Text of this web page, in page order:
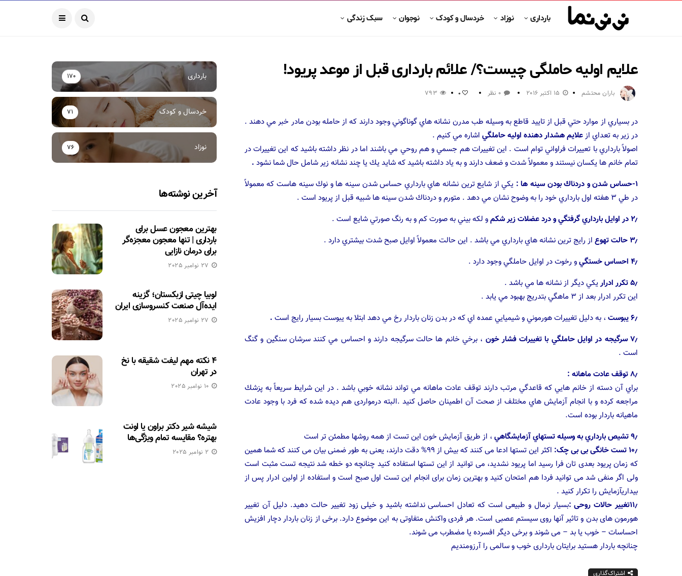
بارداری نوزاد خردسال و کودک نوجوان سبک زندگی
علایم اوليه حاملگی چیست؟/ علائم بارداری قبل از موعد پریود!
باران محتشم 15 اکتبر 2016 0 نظر 0
793
در بسياري از موارد حتي قبل از تاييد قاطع به وسيله طب مدرن نشانه هاي گوناگوني وجود دارند كه از حامله بودن مادر خبر مي دهند .
در زير به تعداي ازعلايم هشدار دهنده اوليه حاملگي اشاره مي كنيم .
اصولاً بارداري با تعييرات فراواني توام است . اين تغييرات هم جسمي و هم روحي مي باشند اما در نظر داشته باشيد كه اين تغييرات در
تمام خانم ها يكسان نيستند و معمولاً شدت و ضعف دارند و به ياد داشته باشيد كه شايد يك يا چند نشانه زير شامل حال شما نشود .
۱-حساس شدن و دردناك بودن سينه ها :
يكي از شايع ترين نشانه هاي بارداري حساس شدن سينه ها و نوك سينه هاست كه معمولاً
در طي ۳ هفته اول بارداري خود را به وضوح نشان مي دهد . متورم و دردناك شدن سينه ها شبيه قبل از پريود است .
۲٫ در اوايل بارداري گرفتگي و درد عضلات زير شكم
و لكه بيني به صورت كم و به رنگ صورتي شايع است .
۳٫ حالت تهوع
از رايج ترين نشانه هاي بارداري مي باشد . اين حالت معمولاً اوايل صبح شدت بيشتري دارد .
۴٫ احساس خستگي
و رخوت در اوايل حاملگي وجود دارد .
۵٫ تكرر ادرار
يكي ديگر از نشانه ها مي باشد .
اين تكرر ادرار بعد از ۳ ماهگي بتدريج بهبود مي يابد .
۶٫ يبوست
، به دليل تغييرات هورموني و شيميايي عمده اي كه در بدن زنان باردار رخ مي دهد ابتلا به يبوست بسيار رايج است .
۷٫ سرگيجه در اوايل حاملگي با تغييرات فشار خون
، برخي خانم ها حالت سرگيجه دارند و احساس مي كنند سرشان سنگين و گنگ
است .
۸٫ توقف عادت ماهانه :
براي آن دسته از خانم هايي كه قاعدگي مرتب دارند توقف عادت ماهانه مي تواند نشانه خوبي باشد . در اين شرايط سريعاً به پزشك
مراجعه كرده و با انجام آزمايش هاي مختلف از صحت آن اطمينان حاصل كنيد .البته درمواردی هم دیده شده که فرد با وجود عادت
ماهیانه باردار بوده است.
۹٫ تشيص بارداري به وسيله تستهاي آزمايشگاهي
، از طريق آزمايش خون این تست از همه روشها مطمئن تر است
۱۰٫ تست خانگی بی بی چک:
اکثر این تستها ادعا می کنند که بیش از ۹۹% دقت دارند، یعنی به طور ضمنی بیان می کنند که شما همین
که زمان پریود بعدی تان فرا رسید اما پریود نشدید، می توانید از این تستها استفاده کنید چنانچه دو خطه شد نتیجه تست مثبت است
ولی اگر منفی شد می توانید فردا هم امتحان کنید و بهترین زمان برای انجام این تست اول صبح است و استفاده از اولین ادرار پس از
بیداریآزمايش را تكرار كنيد .
۱۱٫تغییر حالات روحی :
بسیار نرمال و طبیعی است که تعادل احساسی نداشته باشید و خیلی زود تغییر حالت دهید. دلیل آن تغییر
هورمون های بدن و تاثیر آنها روی سیستم عصبی است. هر فردی واکنش متفاوتی به این موضوع دارد. برخی از زنان باردار دچار افزیش
احساسات – خوب یا بد – می شوند و برخی دیگر افسرده یا مضطرب می شوند.
چنانچه باردار هستید برایتان بارداری خوب و سالمی را آرزومندیم
اشتراک‌گذاری
بارداری 170
خردسال و کودک 71
نوزاد 76
آخرین نوشته‌ها
بهترین معجون عسل برای
بارداری | تنها معجون معجزه‌گر
برای درمان نازایی
27 نوامبر 2025
لوبیا چیتی ازبکستان؛ گزینه
ایده‌آل صنعت کنسروسازی ایران
27 نوامبر 2025
۴ نکته مهم لیفت شقیقه با نخ
در تهران
10 نوامبر 2025
شیشه شیر دکتر براون یا اونت
بهتره؟ مقایسه تمام ویژگی‌ها
2 نوامبر 2025